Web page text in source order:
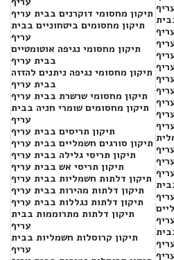
תיקון מחסומי דוקרנים בבית עריף
תיקון מחסומים ביטחוניים בבית
עריף
תיקון מחסומי נגיפה אוטומטיים
בבית עריף
תיקון מחסומי נגיפה ניתנים להזזה
בבית עריף
תיקון מחסומי שרשרת בבית עריף
תיקון מחסומים שומרי חניה בבית
עריף
תיקון תריסים בבית עריף
תיקון סורגים חשמליים בבית עריף
תיקון תריסי גלילה בבית עריף
תיקון תריסי אש בבית עריף
תיקון דלתות חשמליות בבית עריף
תיקון דלתות מהירות בבית עריף
תיקון דלתות נגללות בבית עריף
תיקון דלתות מתרוממות בבית
עריף
תיקון קרוסלות חשמליות בבית
עריף